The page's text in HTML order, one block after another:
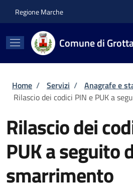
Regione Marche
Comune di
Briciole di pane
Home / Servizi / Anagrafe e
Rilascio dei codici PIN e PUK a
Rilascio dei
PUK a seguito
smarrimento